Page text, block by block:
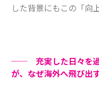
した背景にもこの「向
── 充実した日々を過
が、なぜ海外へ飛び出